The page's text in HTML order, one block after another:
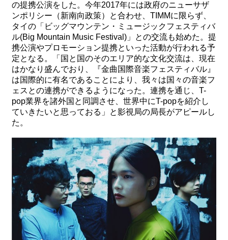
台
湾
の
本
関
連
リ
ン
ク
サ
イ
の提携公演をした。今年2017年には政府のニューサザ
ンポリシー（新南向政策）と合わせ、TIMMに限らず、
タイの「ビッグマウンテン・ミュージックフェスティバ
ル(Big Mountain Music Festival)」との交流も始めた。提
携公演やプロモーション提携といった活動が行われる予
定となる。「国と国のそのエリア的な文化交流は、現在
はかなり盛んでおり、『金曲国際音楽フェスティバル』
は国際的に有名であることにより、我々は国々の音楽フ
ェスとの連携ができるようになった。連携を通じ、T-
pop業界を諸外国と同調させ、世界中にT-popを紹介し
ていきたいと思っておる」と影視局の局長がアピールし
た。